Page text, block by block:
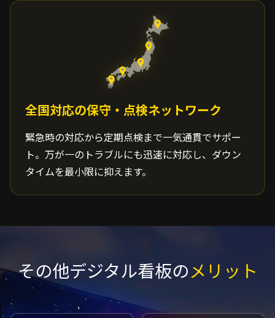
全国対応の保守・点検ネットワーク
緊急時の対応から定期点検まで一気通貫でサポー
ト。万が一のトラブルにも迅速に対応し、ダウン
タイムを最小限に抑えます。
その他デジタル看板のメリット